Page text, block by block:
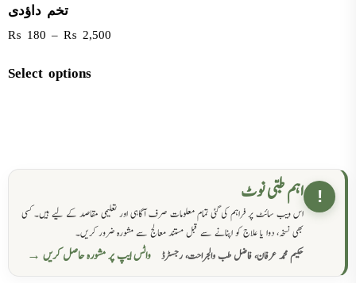
تخم داؤدی
₨ 180 – ₨ 2,500
Select options
! اہم طبی نوٹ
اس ویب سائٹ پر فراہم کی گئی تمام معلومات صرف آگاہی اور تعلیمی مقاصد کے لیے ہیں۔ کسی
بھی نسخہ، دوا یا علاج کو اپنانے سے قبل مستند معالج سے مشورہ ضرور کریں۔
حکیم محمد عرفان، فاضل طب والجراحت، رجسٹرڈ
واٹس ایپ پر مشورہ حاصل کریں →